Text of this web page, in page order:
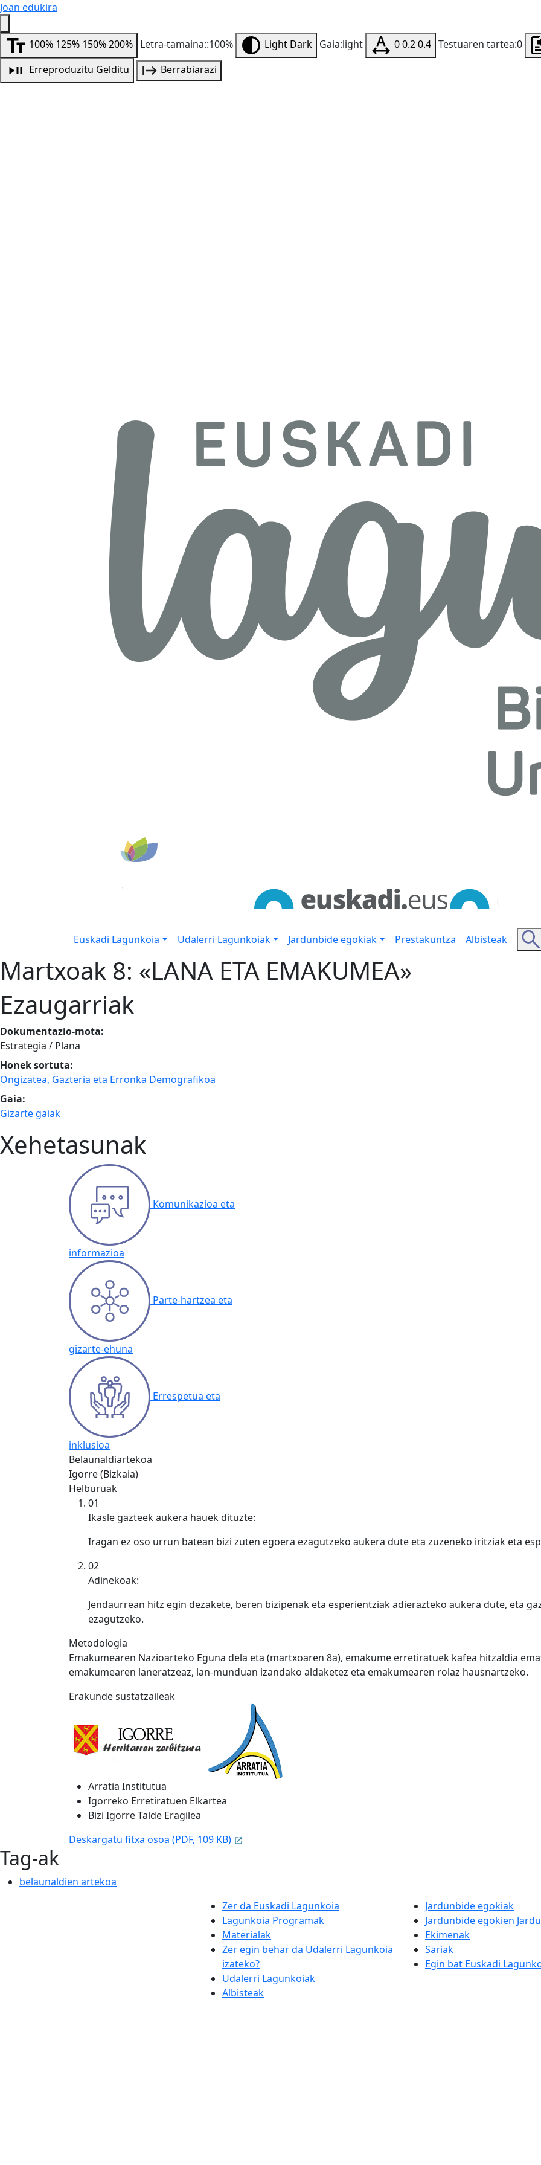
Joan edukira
100% 125% 150%200% Letra-tamaina::100% Light Dark Gaia:light 00.20.4 Testuaren tartea:0
Erreproduzitu Gelditu Berrabiarazi
Euskadi Lagunkoia Udalerri Lagunkoiak Jardunbide egokiak Prestakuntza Albisteak
Martxoak 8: «LANA ETA EMAKUMEA»
Ezaugarriak
Dokumentazio-mota:
Estrategia / Plana
Honek sortuta:
Ongizatea, Gazteria eta Erronka Demografikoa
Gaia:
Gizarte gaiak
Xehetasunak
Komunikazioa eta
informazioa
Parte-hartzea eta
gizarte-ehuna
Errespetua eta
inklusioa
Belaunaldiartekoa
Igorre (Bizkaia)
Helburuak
01
Ikasle gazteek aukera hauek dituzte:
Iragan ez oso urrun batean bizi zuten egoera ezagutzeko aukera dute eta zuzeneko iritziak eta
02
Adinekoak:
Jendaurrean hitz egin dezakete, beren bizipenak eta esperientziak adierazteko aukera dute, eta
ezagutzeko.
Metodologia
Emakumearen Nazioarteko Eguna dela eta (martxoaren 8a), emakume erretiratuek kafea hitzaldia
emakumearen laneratzeaz, lan-munduan izandako aldaketez eta emakumearen rolaz hausnartzeko.
Erakunde sustatzaileak
Arratia Institutua
Igorreko Erretiratuen Elkartea
Bizi Igorre Talde Eragilea
Deskargatu fitxa osoa (PDF, 109 KB)
Tag-ak
belaunaldien artekoa
Zer da Euskadi Lagunkoia
Lagunkoia Programak
Materialak
Zer egin behar da Udalerri Lagunkoia
izateko?
Udalerri Lagunkoiak
Albisteak
Jardunbide egokiak
Jardunbide egokien
Ekimenak
Sariak
Egin bat Euskadi